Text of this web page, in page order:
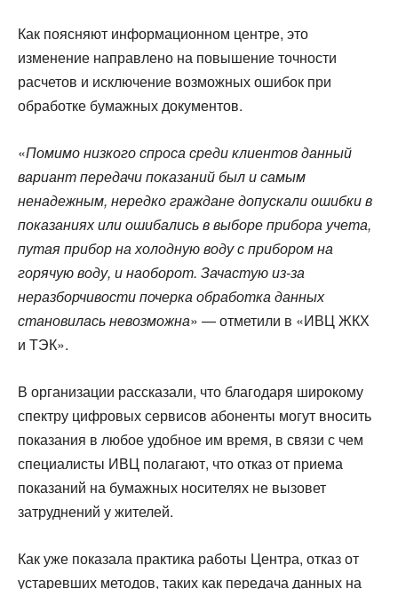
Как поясняют информационном центре, это
изменение направлено на повышение точности
расчетов и исключение возможных ошибок при
обработке бумажных документов.
«Помимо низкого спроса среди клиентов данный
вариант передачи показаний был и самым
ненадежным, нередко граждане допускали ошибки в
показаниях или ошибались в выборе прибора учета,
путая прибор на холодную воду с прибором на
горячую воду, и наоборот. Зачастую из-за
неразборчивости почерка обработка данных
становилась невозможна» — отметили в «ИВЦ ЖКХ
и ТЭК».
В организации рассказали, что благодаря широкому
спектру цифровых сервисов абоненты могут вносить
показания в любое удобное им время, в связи с чем
специалисты ИВЦ полагают, что отказ от приема
показаний на бумажных носителях не вызовет
затруднений у жителей.
Как уже показала практика работы Центра, отказ от
устаревших методов, таких как передача данных на